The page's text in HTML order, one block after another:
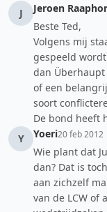
J
Jeroen
Beste Ted,
Volgens mij
gespeeld
dan
of een
soort
De bond heeft
Y
Yoeri20 feb 2012
Wie plant dat
dan? Dat is
aan zichzelf
van de LCW of